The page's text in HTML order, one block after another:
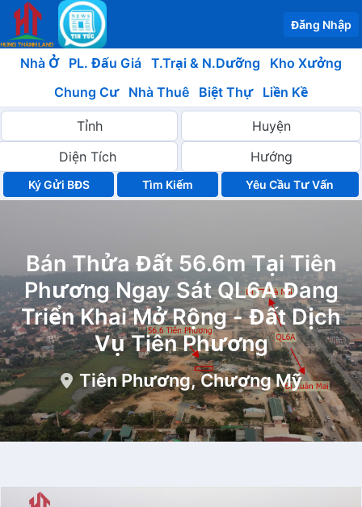
Đăng Nhập
Nhà Ở PL. Đấu Giá T.Trại & N.Dưỡng
Kho Xưởng
Chung Cư
Nhà Thuê Biệt Thự Liền Kề
Ký Gửi BĐS Yêu Cầu Tư Vấn
Bán Thửa Đất 56.6m Tại Tiên
Phương Ngay Sát QL6A Đang
Triển Khai Mở Rộng - Đất Dịch
Vụ Tiên Phương
Tiên Phương, Chương Mỹ